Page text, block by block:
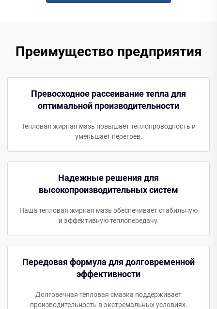
Преимущество предприятия
Превосходное рассеивание тепла для
оптимальной производительности
Тепловая жирная мазь повышает теплопроводность и
уменьшает перегрев.
Надежные решения для
высокопроизводительных систем
Наша тепловая жирная мазь обеспечивает стабильную
и эффективную теплопередачу.
Передовая формула для долговременной
эффективности
Долговечная тепловая смазка поддерживает
производительность в экстремальных условиях.